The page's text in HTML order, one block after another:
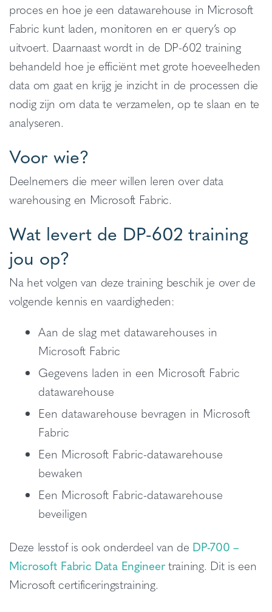
proces en hoe je een datawarehouse in Microsoft
Fabric kunt laden, monitoren en er query’s op
uitvoert. Daarnaast wordt in de DP-602 training
behandeld hoe je efficiënt met grote hoeveelheden
data om gaat en krijg je inzicht in de processen die
nodig zijn om data te verzamelen, op te slaan en te
analyseren.
Voor wie?
Deelnemers die meer willen leren over data
warehousing en Microsoft Fabric.
Wat levert de DP-602 training
jou op?
Na het volgen van deze training beschik je over de
volgende kennis en vaardigheden:
Aan de slag met datawarehouses in
Microsoft Fabric
Gegevens laden in een Microsoft Fabric
datawarehouse
Een datawarehouse bevragen in Microsoft
Fabric
Een Microsoft Fabric-datawarehouse
bewaken
Een Microsoft Fabric-datawarehouse
beveiligen
Deze lesstof is ook onderdeel van de DP-700 –
Microsoft Fabric Data Engineertraining. Dit is een
Microsoft certificeringstraining.